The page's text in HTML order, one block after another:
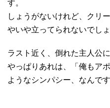
す。
しょうがないけれど、クリ
やいや立ってられないでし
ラスト近く、倒れた主人公
やっぱりあれは、「俺もア
ようなシンパシー、なんです